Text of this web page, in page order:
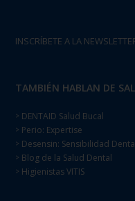
INSCRÍBETE A LA
TAMBIÉN HABLAN DE
> DENTAID Salud Bucal
> Perio: Expertise
> Desensin: Sensibilidad
> Blog de la Salud Dental
> Higienistas VITIS